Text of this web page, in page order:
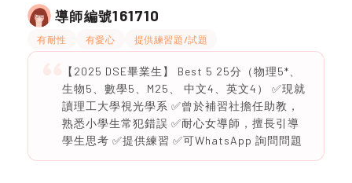
導師編號161710
有耐性 有愛心 提供練習題/試題
【2025 DSE畢業生】 Best 5 25分（物理5*、
生物5、數學5、M25、 中文4、英文4） ✅現就
讀理工大學視光學系 ✅曾於補習社擔任助教，
熟悉小學生常犯錯誤 ✅耐心女導師，擅長引導
學生思考 ✅提供練習 ✅可WhatsApp 詢問問題